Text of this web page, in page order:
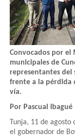
Convocados por el
municipales de
representantes del
frente a la pérdida
vía.
Por Pascual Ibagué
Tunja, 11 de
el gobernador de